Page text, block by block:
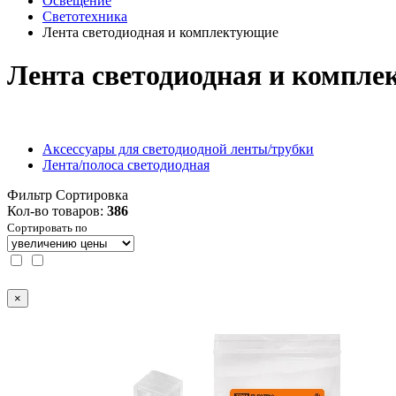
Светотехника
Лента светодиодная и комплектующие
Лента светодиодная и
Аксессуары для светодиодной ленты/трубки
Лента/полоса светодиодная
Фильтр Сортировка
Кол-во товаров: 386
Сортировать по
×